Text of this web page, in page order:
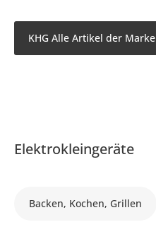
KHG Alle Artikel der Marke
Elektrokleingeräte
Backen, Kochen, Grillen